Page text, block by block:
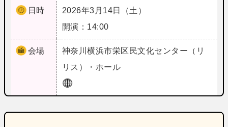
日時
2026年3月14日（土）
開演：14:00
会場 神奈川横浜市栄区民文化センター（リ
リス）・ホール